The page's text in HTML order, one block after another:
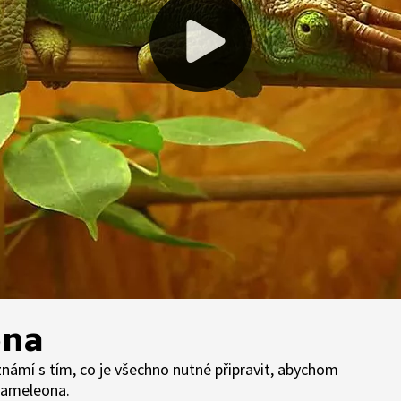
s tím, co je všechno nutné připravit, abychom